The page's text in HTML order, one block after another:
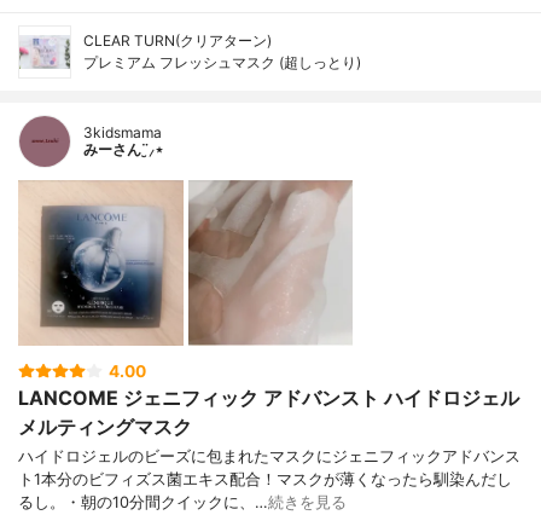
CLEAR TURN(クリアターン)
プレミアム フレッシュマスク (超しっとり)
3kidsmama
みーさん¨̮⸝⋆
4.00
LANCOME ジェニフィック アドバンスト ハイドロジェル
メルティングマスク
ハイドロジェルのビーズに包まれたマスクにジェニフィックアドバンス
ト1本分のビフィズス菌エキス配合！マスクが薄くなったら馴染んだし
るし。・朝の10分間クイックに、…続きを見る